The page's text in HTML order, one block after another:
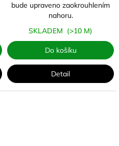
bude upraveno zaokrouhlením
nahoru.
SKLADEM (>10 M)
Do košíku
Detail